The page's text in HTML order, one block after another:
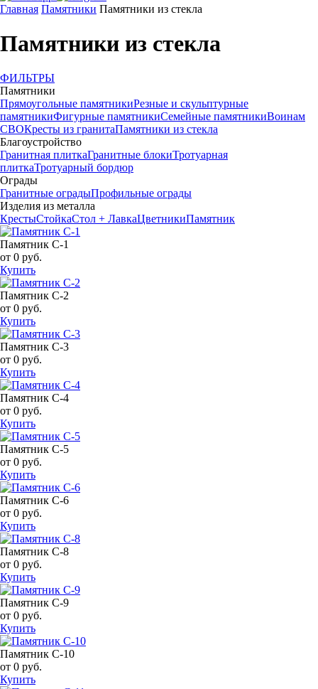
Главная Памятники Памятники из стекла
Памятники из стекла
ФИЛЬТРЫ
Памятники
Прямоугольные памятникиРезные и скульптурные
памятникиФигурные памятникиСемейные памятникиВоинам
СВОКресты из гранитаПамятники из стекла
Благоустройство
Гранитная плиткаГранитные блокиТротуарная
плиткаТротуарный бордюр
Ограды
Гранитные оградыПрофильные ограды
Изделия из металла
КрестыСтойкаСтол + ЛавкаЦветникиПамятник
Памятник С-1
от 0 руб.
Купить
Памятник С-2
от 0 руб.
Купить
Памятник С-3
от 0 руб.
Купить
Памятник С-4
от 0 руб.
Купить
Памятник С-5
от 0 руб.
Купить
Памятник С-6
от 0 руб.
Купить
Памятник С-8
от 0 руб.
Купить
Памятник С-9
от 0 руб.
Купить
Памятник С-10
от 0 руб.
Купить